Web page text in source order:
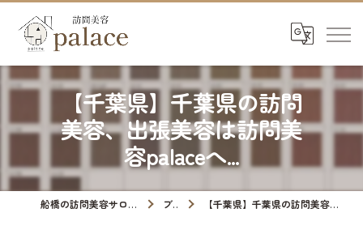
【千葉県】千葉県の訪問
美容、出張美容は訪問美
容palaceへ...
船橋の訪問美容サロンなら訪問美容palace ブログ 【千葉県】千葉県の訪問美容、出張美容は訪問美容palaceへ...